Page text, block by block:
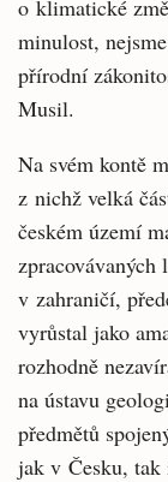
o klimatické
minulost,
přírodní
Musil.
Na svém kontě
z nichž velká
českém území
v zahraničí,
vyrůstal jako
rozhodně
na ústavu
předmětů
jak v Česku,